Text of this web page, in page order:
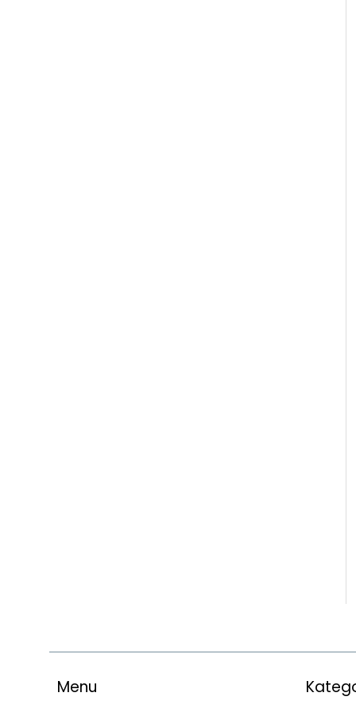
Menu